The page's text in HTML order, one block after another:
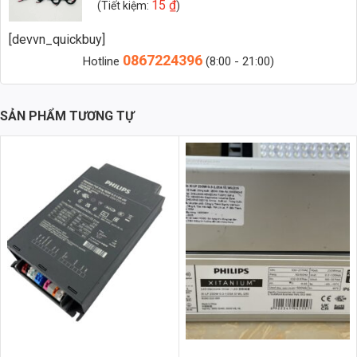
Phân Tích Kỹ Thuật Chi Tiết
Nguồn Meanwell ELG-150-C2100 không chỉ nổi bật về công suất mà
còn được thiết kế với những thông số kỹ thuật tối ưu, đảm bảo hiệu
suất và độ bền cao:
Vỏ ngoài của nguồn được chế tạo từ
năng tản nhiệt tuyệt vời, giúp bảo vệ các linh kiện bên trong khỏi quá
nhiệt và kéo dài tuổi thọ sản phẩm. Thiết kế nhỏ gọn, tiện lợi cho việc
lắp đặt và bảo trì.
Linh Kiện Chất Lượng Cao
Meanwell sử dụng các linh kiện điện tử chất lượng cao trong quá
trình sản xuất ELG-150-C2100, đảm bảo độ tin cậy và ổn định trong
quá trình hoạt động. Đặc biệt, khi kết hợp với các loại chip LED cao
cấp nhưchip LED Bridgelux/Philips (>130lm/W), nguồn Meanwell
ELG-150-C2100 sẽ mang lại hiệu quả chiếu sáng tối ưu.
(Tiết kiệm: 15₫)
[devvn_quickbuy]
Hotline 0867224396 (8:00 - 21:00)
SẢN PHẨM TƯƠNG TỰ